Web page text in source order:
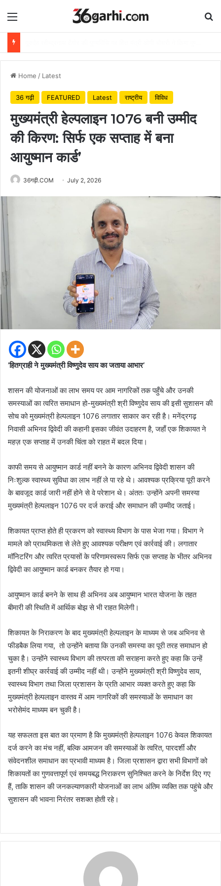
Menu
Home / Latest
36 गढ़ी FEATURED Latest राष्ट्रीय विविध
मुख्यमंत्री हेल्पलाइन 1076 बनी उम्मीद
की किरण: सिर्फ एक सप्ताह में बना
आयुष्मान कार्ड’
36गढ़ी.COM July 2, 2026
’हितग्राही ने मुख्यमंत्री विष्णुदेव साय का जताया आभार’
शासन की योजनाओं का लाभ समय पर आम नागरिकों तक पहुँचे और उनकी
समस्याओं का त्वरित समाधान हो-मुख्यमंत्री श्री विष्णुदेव साय की इसी सुशासन की
सोच को मुख्यमंत्री हेल्पलाइन 1076 लगातार साकार कर रही है। मनेंद्रगढ़
निवासी अभिनव द्विवेदी की कहानी इसका जीवंत उदाहरण है, जहाँ एक शिकायत ने
महज़ एक सप्ताह में उनकी चिंता को राहत में बदल दिया।
काफी समय से आयुष्मान कार्ड नहीं बनने के कारण अभिनव द्विवेदी शासन की
निःशुल्क स्वास्थ्य सुविधा का लाभ नहीं ले पा रहे थे। आवश्यक प्रक्रिया पूरी करने
के बावजूद कार्ड जारी नहीं होने से वे परेशान थे। अंततः उन्होंने अपनी समस्या
मुख्यमंत्री हेल्पलाइन 1076 पर दर्ज कराई और समाधान की उम्मीद जताई।
शिकायत प्राप्त होते ही प्रकरण को स्वास्थ्य विभाग के पास भेजा गया। विभाग ने
मामले को प्राथमिकता से लेते हुए आवश्यक परीक्षण एवं कार्रवाई की। लगातार
मॉनिटरिंग और त्वरित प्रयासों के परिणामस्वरूप सिर्फ एक सप्ताह के भीतर अभिनव
द्विवेदी का आयुष्मान कार्ड बनकर तैयार हो गया।
आयुष्मान कार्ड बनने के साथ ही अभिनव अब आयुष्मान भारत योजना के तहत
बीमारी की स्थिति में आर्थिक बोझ से भी राहत मिलेगी।
शिकायत के निराकरण के बाद मुख्यमंत्री हेल्पलाइन के माध्यम से जब अभिनव से
फीडबैक लिया गया, तो उन्होंने बताया कि उनकी समस्या का पूरी तरह समाधान हो
चुका है। उन्होंने स्वास्थ्य विभाग की तत्परता की सराहना करते हुए कहा कि उन्हें
इतनी शीघ्र कार्रवाई की उम्मीद नहीं थी। उन्होंने मुख्यमंत्री श्री विष्णुदेव साय,
स्वास्थ्य विभाग तथा जिला प्रशासन के प्रति आभार व्यक्त करते हुए कहा कि
मुख्यमंत्री हेल्पलाइन वास्तव में आम नागरिकों की समस्याओं के समाधान का
भरोसेमंद माध्यम बन चुकी है।
यह सफलता इस बात का प्रमाण है कि मुख्यमंत्री हेल्पलाइन 1076 केवल शिकायत
दर्ज करने का मंच नहीं, बल्कि आमजन की समस्याओं के त्वरित, पारदर्शी और
संवेदनशील समाधान का प्रभावी माध्यम है। जिला प्रशासन द्वारा सभी विभागों को
शिकायतों का गुणवत्तापूर्ण एवं समयबद्ध निराकरण सुनिश्चित करने के निर्देश दिए गए
हैं, ताकि शासन की जनकल्याणकारी योजनाओं का लाभ अंतिम व्यक्ति तक पहुंचे और
सुशासन की भावना निरंतर सशक्त होती रहे।